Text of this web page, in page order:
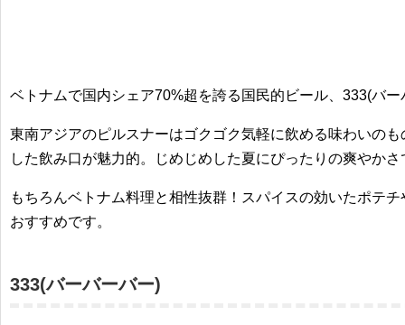
ベトナムで国内シェア70%超を誇る国民的ビール、333(バー
東南アジアのピルスナーはゴクゴク気軽に飲める味わいの
した飲み口が魅力的。じめじめした夏にぴったりの爽やか
もちろんベトナム料理と相性抜群！スパイスの効いたポテ
おすすめです。
333(バーバーバー)